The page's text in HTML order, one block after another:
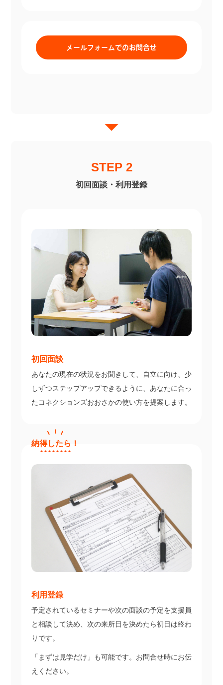
メールフォームでのお問合せ
STEP 2
初回面談・利用登録
初回面談
あなたの現在の状況をお聞きして、自立に向け、少
しずつステップアップできるように、あなたに合っ
たコネクションズおおさかの使い方を提案します。
利用登録
予定されているセミナーや次の面談の予定を支援員
と相談して決め、次の来所日を決めたら初日は終わ
りです。
「まずは見学だけ」も可能です。お問合せ時にお伝
えください。